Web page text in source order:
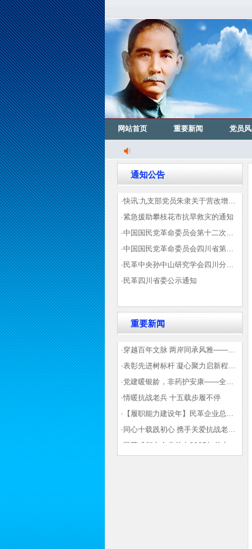
网站首页 重要新闻 党员
通知公告
·快讯:九支部党员朱隶关于营改增信息宣传力度的建议那篇已被省政协采用
·紧急援助攀枝花市抗旱救灾的通知
·中国国民党革命委员会第十二次全国代表大会代表登记表（下载）
·中国国民党革命委员会四川省第十一次代表大会代表登记表（下载）
·民革中央孙中山研究学会四川分会领导机构及成员名单
·民革四川省委公示通知
重要新闻
·穿越百年文脉 两岸同承风雅——民革四川省委会“中山天府大讲堂”第三讲在蓉举办
·表彰先进树标杆 凝心聚力启新程——民革企业总支部参加2025年度先进表彰大会有感
·党建暖银龄，非药护安康——全球健康公益大讲堂温情纪实
·情暖抗战老兵 十五载步履不停
·【履职能力建设年】民革企业总支部联合多地民革基层组织发起“夏日送清凉”活动 致敬“乡镇美容师”
·同心十载践初心 携手关爱抗战老兵——民革企业总支部 十年帮扶抗战老兵工作纪实